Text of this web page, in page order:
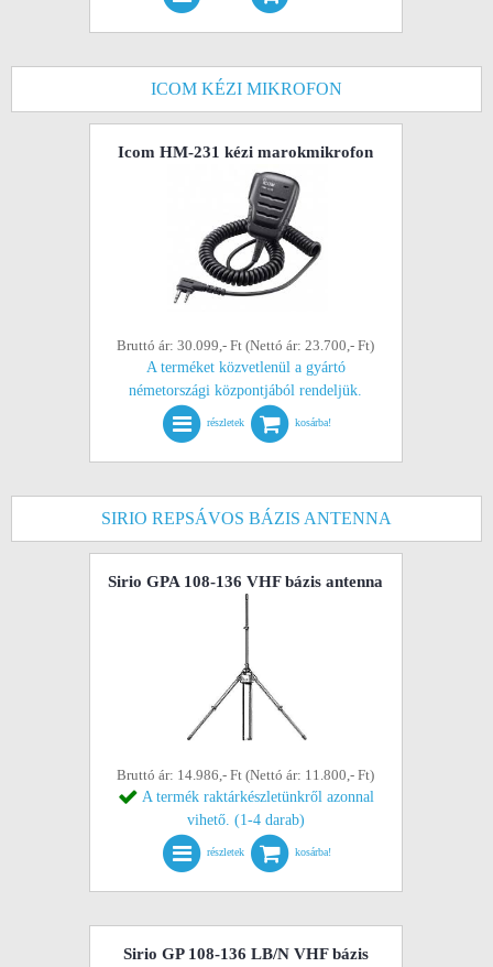
ICOM KÉZI MIKROFON
Icom HM-231 kézi marokmikrofon
Bruttó ár: 30.099,- Ft (Nettó ár: 23.700,- Ft)
A terméket közvetlenül a gyártó
németországi központjából rendeljük.
részletek kosárba!
SIRIO REPSÁVOS BÁZIS ANTENNA
Sirio GPA 108-136 VHF bázis antenna
Bruttó ár: 14.986,- Ft (Nettó ár: 11.800,- Ft)
A termék raktárkészletünkről azonnal
vihető. (1-4 darab)
részletek kosárba!
Sirio GP 108-136 LB/N VHF bázis